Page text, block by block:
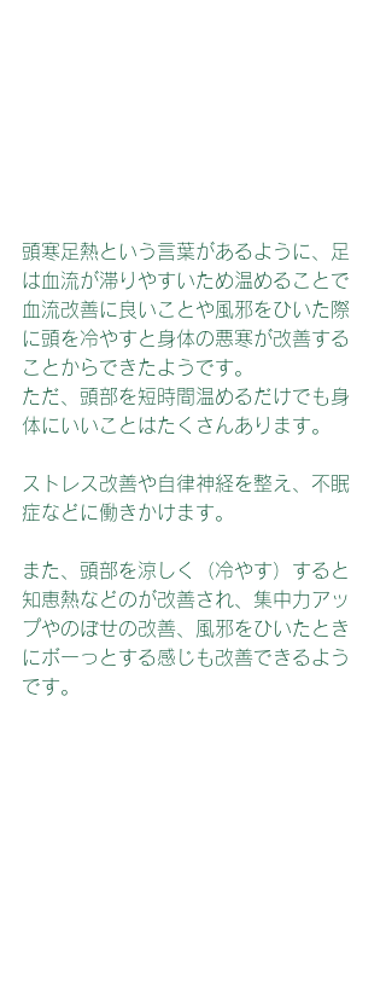
頭寒足熱という言葉があるように、足
は血流が滞りやすいため温めることで
血流改善に良いことや風邪をひいた際
に頭を冷やすと身体の悪寒が改善する
ことからできたようです。
ただ、頭部を短時間温めるだけでも身
体にいいことはたくさんあります。
ストレス改善や自律神経を整え、不眠
症などに働きかけます。
また、頭部を涼しく（冷やす）すると
知恵熱などのが改善され、集中力アッ
プやのぼせの改善、風邪をひいたとき
にボーっとする感じも改善できるよう
です。